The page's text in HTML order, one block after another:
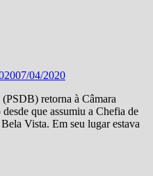
07/04/2020
retorna à Câmara
que assumiu a Chefia de
Vista. Em seu lugar estava